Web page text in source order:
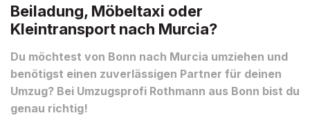
Beiladung, Möbeltaxi oder
Kleintransport nach Murcia?
Du möchtest von Bonn nach Murcia umziehen und
benötigst einen zuverlässigen Partner für deinen
Umzug? Bei Umzugsprofi Rothmann aus Bonn bist du
genau richtig!